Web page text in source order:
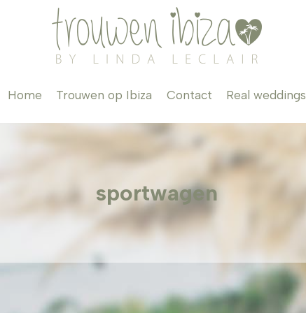
Home Trouwen op Ibiza Contact Real weddings
sportwagen